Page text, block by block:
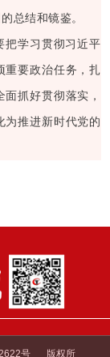
总结和镜鉴。
把学习贯彻习近平
重要政治任务，扎
抓好贯彻落实，
为推进新时代党的
号 版权所